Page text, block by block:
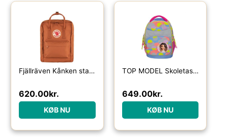
Fjällräven Kånken standard-terracotta brown – Skoletasker / -rygsække
620.00kr.
KØB NU
TOP MODEL Skoletaske Flash
649.00kr.
KØB NU